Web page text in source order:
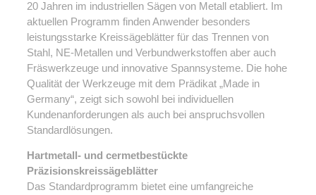
20 Jahren im industriellen Sägen von Metall
etabliert. Im
aktuellen Programm finden Anwender besonders
leistungsstarke Kreissägeblätter für das Trennen von
Stahl, NE-Metallen und Verbundwerkstoffen aber auch
Fräswerkzeuge und innovative Spannsysteme. Die hohe
Qualität der Werkzeuge mit dem Prädikat „Made in
Germany“, zeigt sich sowohl bei individuellen
Kundenanforderungen als auch bei anspruchsvollen
Standardlösungen.
Hartmetall- und cermetbestückte
Präzisionskreissägeblätter
Das Standardprogramm bietet eine umfangreiche